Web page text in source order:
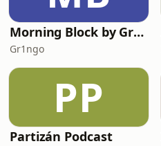
Morning Block by Gr1ngo
Gr1ngo
PP
Partizán Podcast